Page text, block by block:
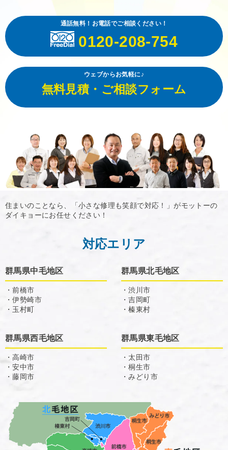
通話無料！お電話でご相談ください！
0120-208-754
ウェブからお気軽に♪
無料見積・ご相談フォーム
住まいのことなら、「小さな修理も笑顔で対応！」がモットーの
ダイキョーにお任せください！
対応エリア
群馬県中毛地区
・前橋市
・伊勢崎市
・玉村町
群馬県北毛地区
・渋川市
・吉岡町
・榛東村
群馬県西毛地区
・高崎市
・安中市
・藤岡市
群馬県東毛地区
・太田市
・桐生市
・みどり市